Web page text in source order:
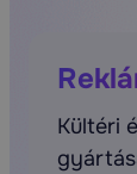
Kültéri